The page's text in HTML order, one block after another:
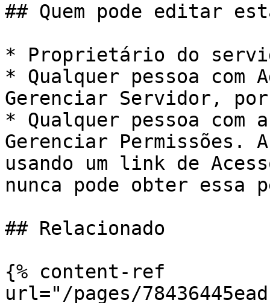
## Quem pode editar
* Proprietário do
* Qualquer pessoa com
Gerenciar Servidor,
* Qualquer pessoa com
Gerenciar Permissões.
usando um link de
nunca pode obter essa
## Relacionado
{% content-ref
url="/pages/